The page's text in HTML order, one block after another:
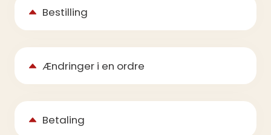
Bestilling
Ændringer i en ordre
Betaling